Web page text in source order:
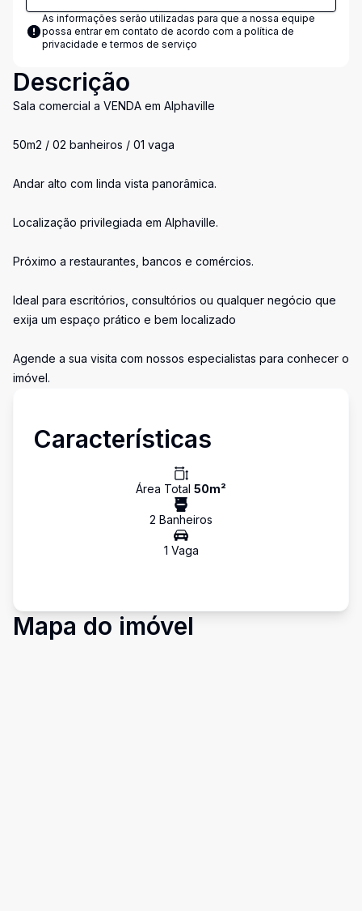
As informações serão utilizadas para que a nossa equipe
possa entrar em contato de acordo com a política de
privacidade e termos de serviço
Descrição
Sala comercial a VENDA em Alphaville
50m2 / 02 banheiros / 01 vaga
Andar alto com linda vista panorâmica.
Localização privilegiada em Alphaville.
Próximo a restaurantes, bancos e comércios.
Ideal para escritórios, consultórios ou qualquer negócio que
exija um espaço prático e bem localizado
Agende a sua visita com nossos especialistas para conhecer o
imóvel.
Características
Área Total 50m²
2 Banheiros
1 Vaga
Mapa do imóvel